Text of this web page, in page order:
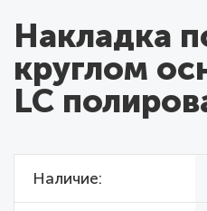
Накладка
круглом
LC
Наличие